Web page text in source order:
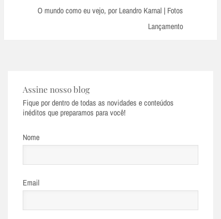
O mundo como eu vejo, por Leandro Karnal | Fotos
Lançamento
Assine nosso blog
Fique por dentro de todas as novidades e conteúdos
inéditos que preparamos para você!
Nome
Email